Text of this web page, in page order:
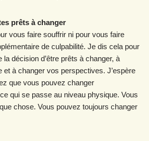
prêts à changer
vous faire souffrir ni pour vous faire
de culpabilité. Je dis cela pour
décision d’être prêts à changer, à
et à changer vos perspectives. J’espère
que vous pouvez changer
qui se passe au niveau physique. Vous
chose. Vous pouvez toujours changer